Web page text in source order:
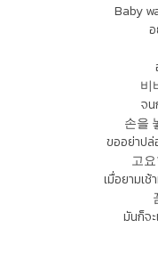
Baby
비
จน
손을
ขออย่าปล่
고
เมื่อยามเ
มันก็จ